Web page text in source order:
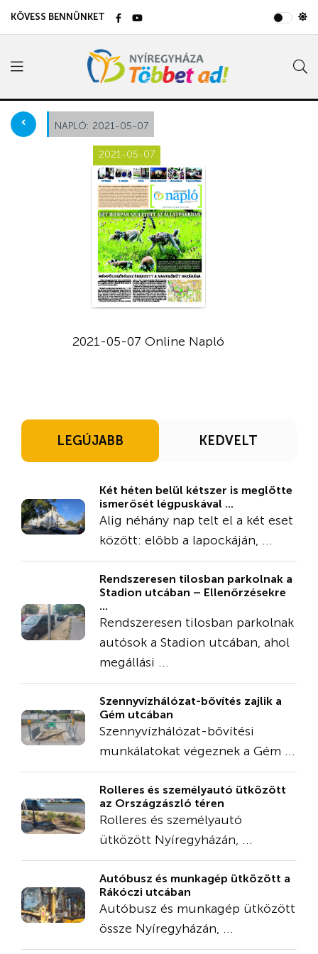
KÖVESS BENNÜNKET
NAPLÓ: 2021-05-07
2021-05-07
2021-05-07 Online Napló
LEGÚJABB KEDVELT
Két héten belül kétszer is meglőtte
ismerősét légpuskával ...
Alig néhány nap telt el a két eset
között: előbb a lapockáján, ...
Rendszeresen tilosban parkolnak a
Stadion utcában – Ellenőrzésekre
...
Rendszeresen tilosban parkolnak
autósok a Stadion utcában, ahol
megállási ...
Szennyvízhálózat-bővítés zajlik a
Gém utcában
Szennyvízhálózat-bővítési
munkálatokat végeznek a Gém ...
Rolleres és személyautó ütközött
az Országzászló téren
Rolleres és személyautó
ütközött Nyíregyházán, ...
Autóbusz és munkagép ütközött a
Rákóczi utcában
Autóbusz és munkagép ütközött
össze Nyíregyházán, ...